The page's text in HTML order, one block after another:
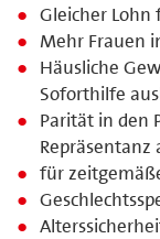
Gleicher Lohn
Mehr Frauen
Häusliche
Soforthilfe
Parität in den
Repräsentanz
für